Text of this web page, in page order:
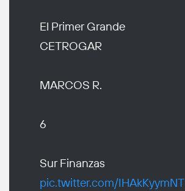
El Primer Grande
CETROGAR
MARCOS R.
6
Sur Finanzas
pic.twitter.com/IHAkKyymNT